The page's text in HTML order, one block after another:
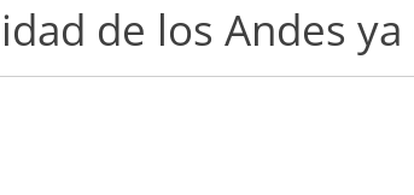
de los Andes